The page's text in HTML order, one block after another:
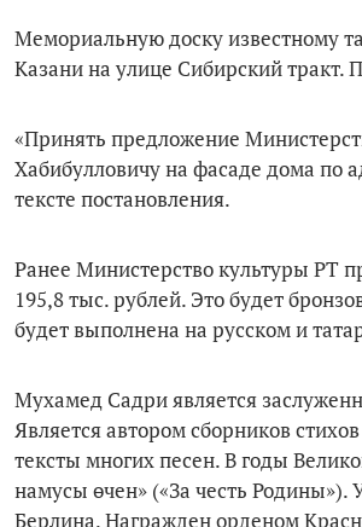
Мемориальную доску известному
Казани на улице Сибирский
«Принять предложение
Хабибулловичу на фасаде дома по
тексте постановления.
Ранее Министерство культуры РТ
195,8 тыс. рублей. Это будет
будет выполнена на русском и
Мухамед Садри является
Является автором сборников
тексты многих песен. В годы
намусы өчен» («За честь Родины»).
Берлина. Награжден орденом